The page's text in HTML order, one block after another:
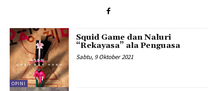
OPINI
Squid Game dan Naluri
“Rekayasa” ala Penguasa
Sabtu, 9 Oktober 2021